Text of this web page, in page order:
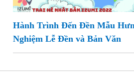
Hành Trình Đến Đền Mẫu
Nghiệm Lễ Đền và Bản Văn